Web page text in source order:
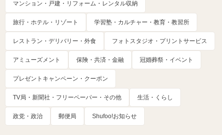
マンション・戸建・リフォーム・レンタル収納
旅行・ホテル・リゾート 学習塾・カルチャー・教育・教習所
レストラン・デリバリー・外食 フォトスタジオ・プリントサービス
アミューズメント 保険・共済・金融 冠婚葬祭・イベント
プレゼントキャンペーン・クーポン
TV局・新聞社・フリーペーパー・その他 生活・くらし
政党・政治 郵便局 Shufoo!お知らせ